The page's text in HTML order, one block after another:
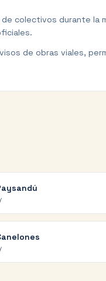
colectivos durante
de obras viales,